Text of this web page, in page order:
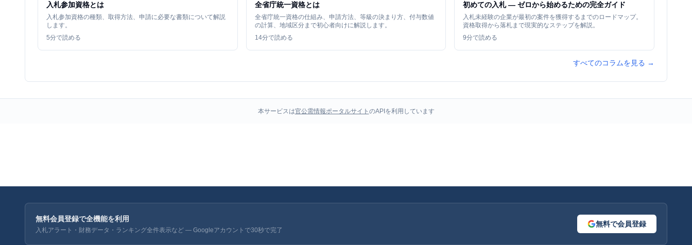
入札参加資格とは
入札参加資格の種類、取得方法、申請に必要な書類について解説
します。
5分で読める
全省庁統一資格とは
全省庁統一資格の仕組み、申請方法、等級の決まり方、付与数値
の計算、地域区分まで初心者向けに解説します。
14分で読める
初めての入札 — ゼロから始めるための完全ガイド
入札未経験の企業が最初の案件を獲得するまでのロードマップ。
資格取得から落札まで現実的なステップを解説。
9分で読める
すべてのコラムを見る →
本サービスは官公需情報ポータルサイト のAPIを利用しています
無料会員登録で全機能を利用
入札アラート・財務データ・ランキング全件表示など — Googleアカウントで30秒で完了
無料で会員登録